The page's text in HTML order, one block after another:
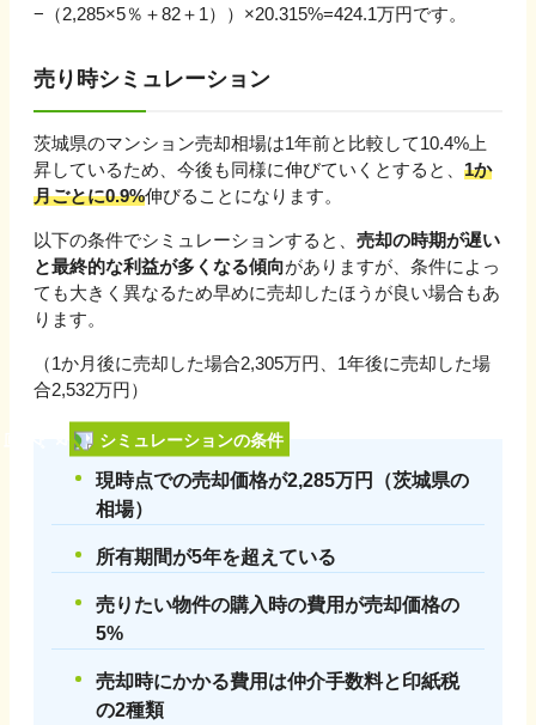
−（2,285×5％＋82＋ 1））×20.315%=424.1万円です。
売り時シミュレーション
茨城県のマンション売却相場は1年前と比較して10.4%上
昇しているため、今後も同様に伸びていくとすると、 1か
月ごとに0.9%伸びる ことになります。
以下の条件でシミュレーションすると、 売却の時期が遅い
と最終的な利益が多くなる傾向がありますが、条件によっ
ても大きく異なるため早めに売却したほうが良い場合もあ
ります。
（1か月後に売却した場合2,305万円、1年後に売却した場
合2,532万円）
シミュレーションの条件
現時点での売却価格が2,285万円（茨城県の
相場）
所有期間が5年を超えている
売りたい物件の購入時の費用が売却価格の
5%
売却時にかかる費用は仲介手数料と印紙税
の2種類